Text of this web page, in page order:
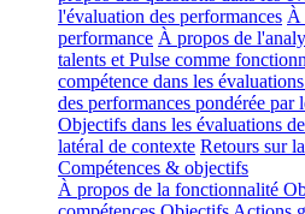
l'évaluation des performances À
performance À propos de
talents et Pulse comme
compétence dans les
des performances pondérée par
Objectifs dans les évaluations
latéral de contexte Retours sur
Compétences & objectifs
À propos de la fonctionnalité